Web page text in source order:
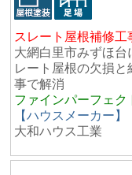
スレート屋根補修工
大網白里市みずほ台
レート屋根の欠損
事で解消
ファインパーフェク
【ハウスメーカー】
大和ハウス工業